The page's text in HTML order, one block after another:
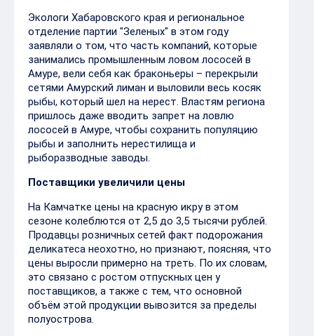
Экологи Хабаровского края и региональное
отделение партии "Зеленых" в этом году
заявляли о том, что часть компаний, которые
занимались промышленным ловом лососей в
Амуре, вели себя как браконьеры – перекрыли
сетями Амурский лиман и выловили весь косяк
рыбы, который шел на нерест. Властям региона
пришлось даже вводить запрет на ловлю
лососей в Амуре, чтобы сохранить популяцию
рыбы и заполнить нерестилища и
рыборазводные заводы.
Поставщики увеличили цены
На Камчатке цены на красную икру в этом
сезоне колеблются от 2,5 до 3,5 тысячи рублей.
Продавцы розничных сетей факт подорожания
деликатеса неохотно, но признают, поясняя, что
цены выросли примерно на треть. По их словам,
это связано с ростом отпускных цен у
поставщиков, а также с тем, что основной
объём этой продукции вывозится за пределы
полуострова.